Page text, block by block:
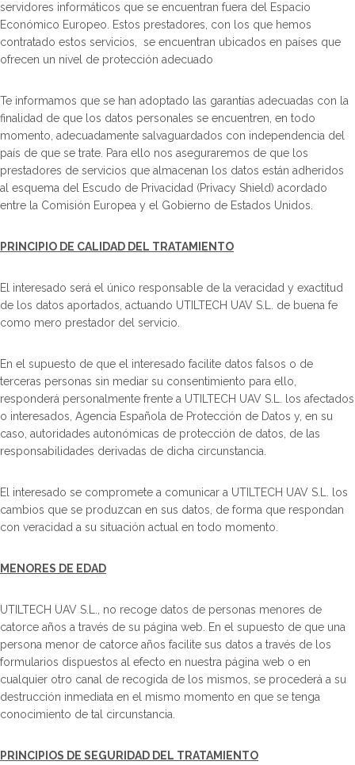
servidores informáticos que se encuentran fuera del Espacio
Económico Europeo. Estos prestadores, con los que hemos
contratado estos servicios, se encuentran ubicados en países que
ofrecen un nivel de protección adecuado
Te informamos que se han adoptado las garantías adecuadas con la
finalidad de que los datos personales se encuentren, en todo
momento, adecuadamente salvaguardados con independencia del
país de que se trate. Para ello nos aseguraremos de que los
prestadores de servicios que almacenan los datos están adheridos
al esquema del Escudo de Privacidad (Privacy Shield) acordado
entre la Comisión Europea y el Gobierno de Estados Unidos.
PRINCIPIO DE CALIDAD DEL TRATAMIENTO
El interesado será el único responsable de la veracidad y exactitud
de los datos aportados, actuando UTILTECH UAV S.L. de buena fe
como mero prestador del servicio.
En el supuesto de que el interesado facilite datos falsos o de
terceras personas sin mediar su consentimiento para ello,
responderá personalmente frente a UTILTECH UAV S.L. los afectados
o interesados, Agencia Española de Protección de Datos y, en su
caso, autoridades autonómicas de protección de datos, de las
responsabilidades derivadas de dicha circunstancia.
El interesado se compromete a comunicar a UTILTECH UAV S.L. los
cambios que se produzcan en sus datos, de forma que respondan
con veracidad a su situación actual en todo momento.
MENORES DE EDAD
UTILTECH UAV S.L., no recoge datos de personas menores de
catorce años a través de su página web. En el supuesto de que una
persona menor de catorce años facilite sus datos a través de los
formularios dispuestos al efecto en nuestra página web o en
cualquier otro canal de recogida de los mismos, se procederá a su
destrucción inmediata en el mismo momento en que se tenga
conocimiento de tal circunstancia.
PRINCIPIOS DE SEGURIDAD DEL TRATAMIENTO